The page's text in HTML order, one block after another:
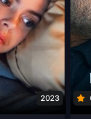
2023